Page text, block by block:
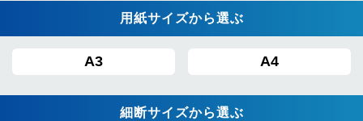
用紙サイズから選ぶ
A3 A4
細断サイズから選ぶ